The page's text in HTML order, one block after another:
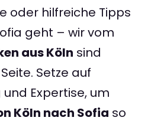
oder hilfreiche Tipps
geht – wir vom
aus Köln sind
Setze auf
Expertise, um
Köln nach Sofia so